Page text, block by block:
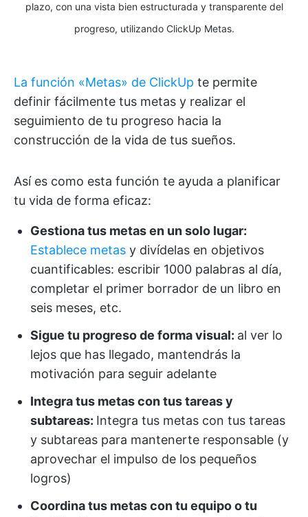
plazo, con una vista bien estructurada y transparente del
progreso, utilizando ClickUp Metas.
La función «Metas» de ClickUp te permite
definir fácilmente tus metas y realizar el
seguimiento de tu progreso hacia la
construcción de la vida de tus sueños.
Así es como esta función te ayuda a planificar
tu vida de forma eficaz:
Gestiona tus metas en un solo lugar:
Establece metas y divídelas en objetivos
cuantificables: escribir 1000 palabras al día,
completar el primer borrador de un libro en
seis meses, etc.
Sigue tu progreso de forma visual: al ver lo
lejos que has llegado, mantendrás la
motivación para seguir adelante
Integra tus metas con tus tareas y
subtareas: Integra tus metas con tus tareas
y subtareas para mantenerte responsable (y
aprovechar el impulso de los pequeños
logros)
Coordina tus metas con tu equipo o tu